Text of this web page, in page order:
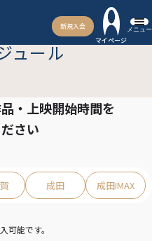
新規入会
マイページ
メニュー
ュール
・上映開始時間を
さい
成田 成田IMAX
可能です。